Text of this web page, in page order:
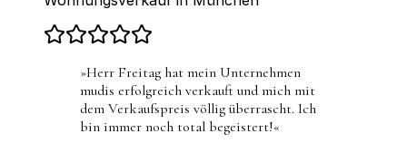
»Herr Freitag hat mein Unternehmen
mudis erfolgreich verkauft und mich mit
dem Verkaufspreis völlig überrascht. Ich
bin immer noch total begeistert!«